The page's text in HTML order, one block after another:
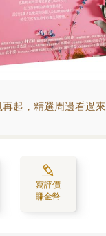
起，精選周邊看過來
寫評價
賺金幣